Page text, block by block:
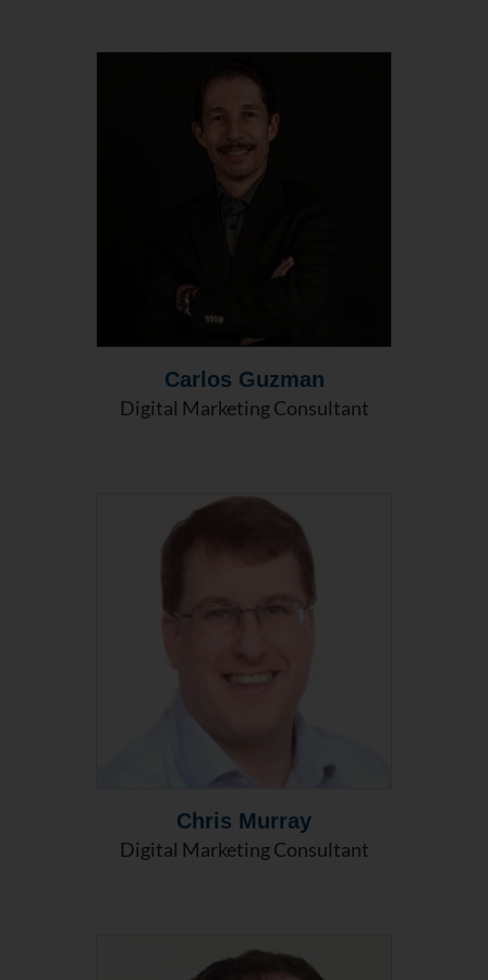
Carlos Guzman
Digital Marketing Consultant
Chris Murray
Digital Marketing Consultant